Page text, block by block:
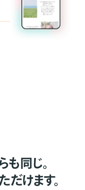
同じ。
けます。